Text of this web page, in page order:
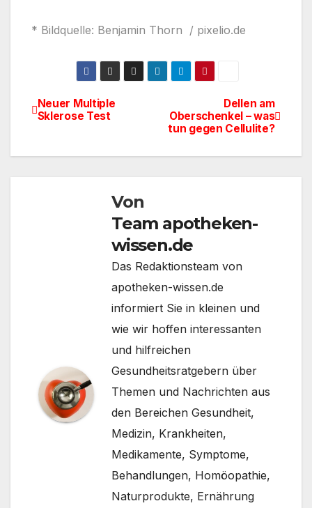
* Bildquelle: Benjamin Thorn / pixelio.de
BeitragsnavigationDellen am
Oberschenkel – was
tun gegen Cellulite?
Neuer Multiple
Sklerose Test
Von
Team apotheken-
wissen.de
Das Redaktionsteam von
apotheken-wissen.de
informiert Sie in kleinen und
wie wir hoffen interessanten
und hilfreichen
Gesundheitsratgebern über
Themen und Nachrichten aus
den Bereichen Gesundheit,
Medizin, Krankheiten,
Medikamente, Symptome,
Behandlungen, Homöopathie,
Naturprodukte, Ernährung